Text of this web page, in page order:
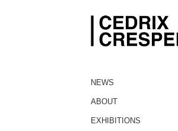
NEWS
ABOUT
EXHIBITIONS